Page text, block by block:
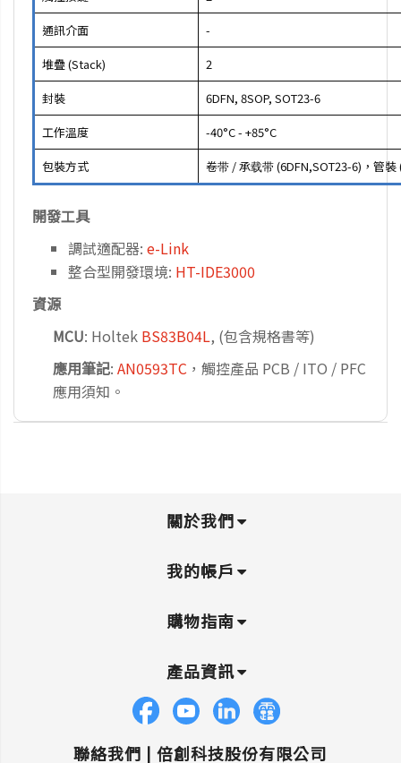
通訊介面
-
堆疊 (Stack)
2
封裝
6DFN, 8SOP, SOT23-6
工作溫度
-40°C - +85°C
包裝方式
卷带 / 承载带 (6DFN,SOT23-6)，管裝
開發工具
調試適配器: e-Link
整合型開發環境: HT-IDE3000
資源
MCU: Holtek BS83B04L, (包含規格書等)
應用筆記: AN0593TC ，觸控產品 PCB / ITO / PFC
應用須知。
關於我們
我的帳戶
購物指南
產品資訊
聯絡我們 | 倍創科技股份有限公司